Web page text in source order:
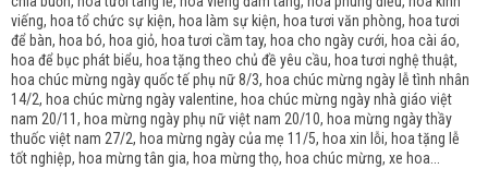
viếng, hoa tổ chức sự kiện, hoa làm sự kiện, hoa tươi văn phòng, hoa tươi
để bàn, hoa bó, hoa giỏ, hoa tươi cầm tay, hoa cho ngày cưới, hoa cài áo,
hoa để bục phát biểu, hoa tặng theo chủ đề yêu cầu, hoa tươi nghệ thuật,
hoa chúc mừng ngày quốc tế phụ nữ 8/3, hoa chúc mừng ngày lễ tình nhân
14/2, hoa chúc mừng ngày valentine, hoa chúc mừng ngày nhà giáo việt
nam 20/11, hoa mừng ngày phụ nữ việt nam 20/10, hoa mừng ngày thầy
thuốc việt nam 27/2, hoa mừng ngày của mẹ 11/5, hoa xin lỗi, hoa tặng lễ
tốt nghiệp, hoa mừng tân gia, hoa mừng thọ, hoa chúc mừng, xe hoa...